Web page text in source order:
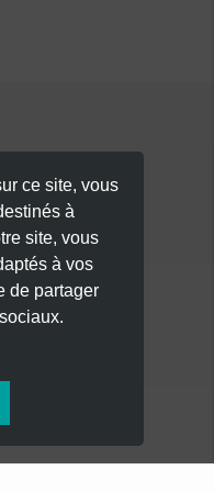
ce site, vous
à
site, vous
à vos
de partager